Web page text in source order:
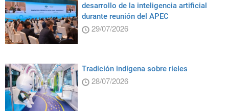
desarrollo de la inteligencia artificial
durante reunión del APEC
29/07/2026
Tradición indígena sobre rieles
28/07/2026